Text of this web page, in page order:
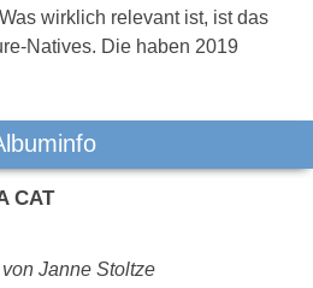
wirklich relevant ist, ist das
Natives. Die haben 2019
CAT
Janne Stoltze